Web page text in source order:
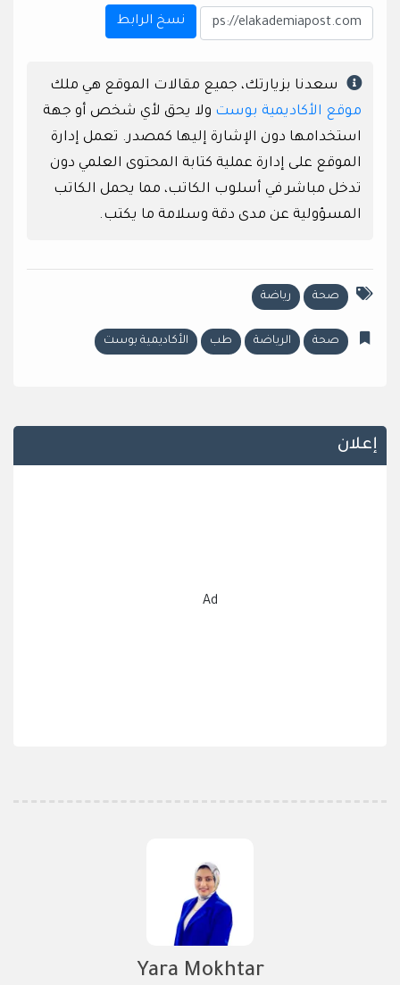
نسخ الرابط
سعدنا بزيارتك، جميع مقالات الموقع هي ملك
موقع الأكاديمية بوست ولا يحق لأي شخص أو جهة
استخدامها دون الإشارة إليها كمصدر. تعمل إدارة
الموقع على إدارة عملية كتابة المحتوى العلمي دون
تدخل مباشر في أسلوب الكاتب، مما يحمل الكاتب
المسؤولية عن مدى دقة وسلامة ما يكتب.
صحة رياضة
صحة الرياضة طب الأكاديمية بوست
إعلان
Ad
Yara Mokhtar